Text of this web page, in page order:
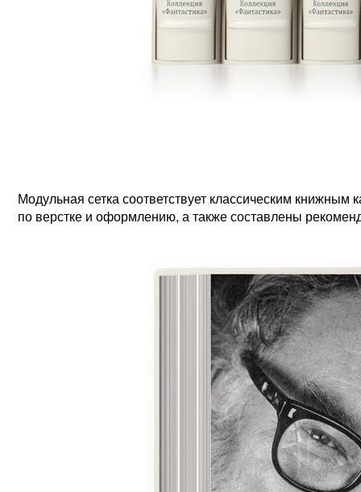
Модульная сетка соответствует классическим
по верстке и оформлению, а также составлены